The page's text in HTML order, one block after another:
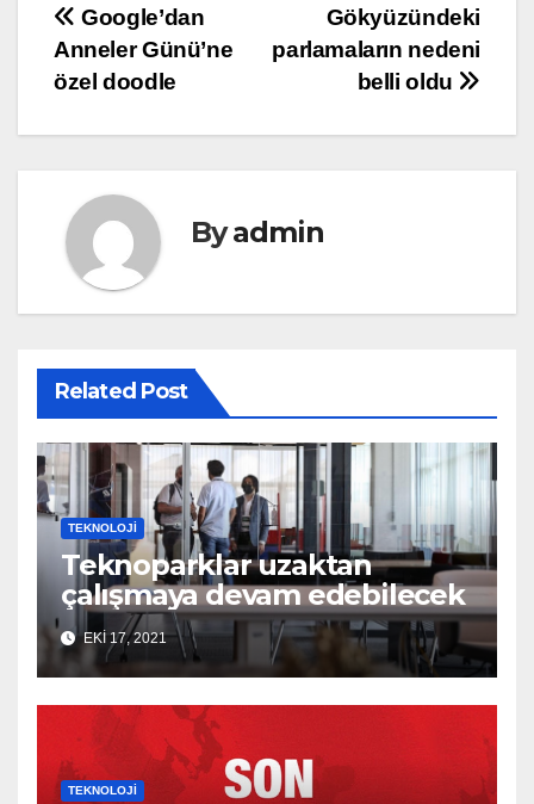
Yazı
gezinmesi
Gökyüzündeki
parlamaların nedeni
belli oldu
Google’dan
Anneler Günü’ne
özel doodle
Byadmin
Related Post
TEKNOLOJI
Teknoparklar uzaktan
çalışmaya devam edebilecek
EKI 17, 2021
TEKNOLOJI